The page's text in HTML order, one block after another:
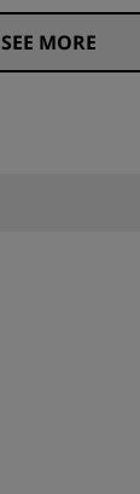
SEE MORE